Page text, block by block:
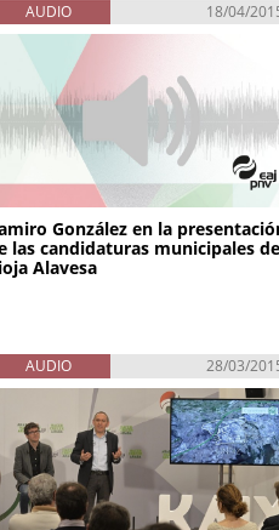
AUDIO 18/04/
González en la
las candidaturas municipales de
Alavesa
AUDIO 28/03/